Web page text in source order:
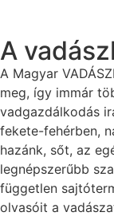
A
A Magyar
meg, így immár
vadgazdálkodás
fekete-fehérben,
hazánk, sőt, az
legnépszerűbb
független
olvasóit a